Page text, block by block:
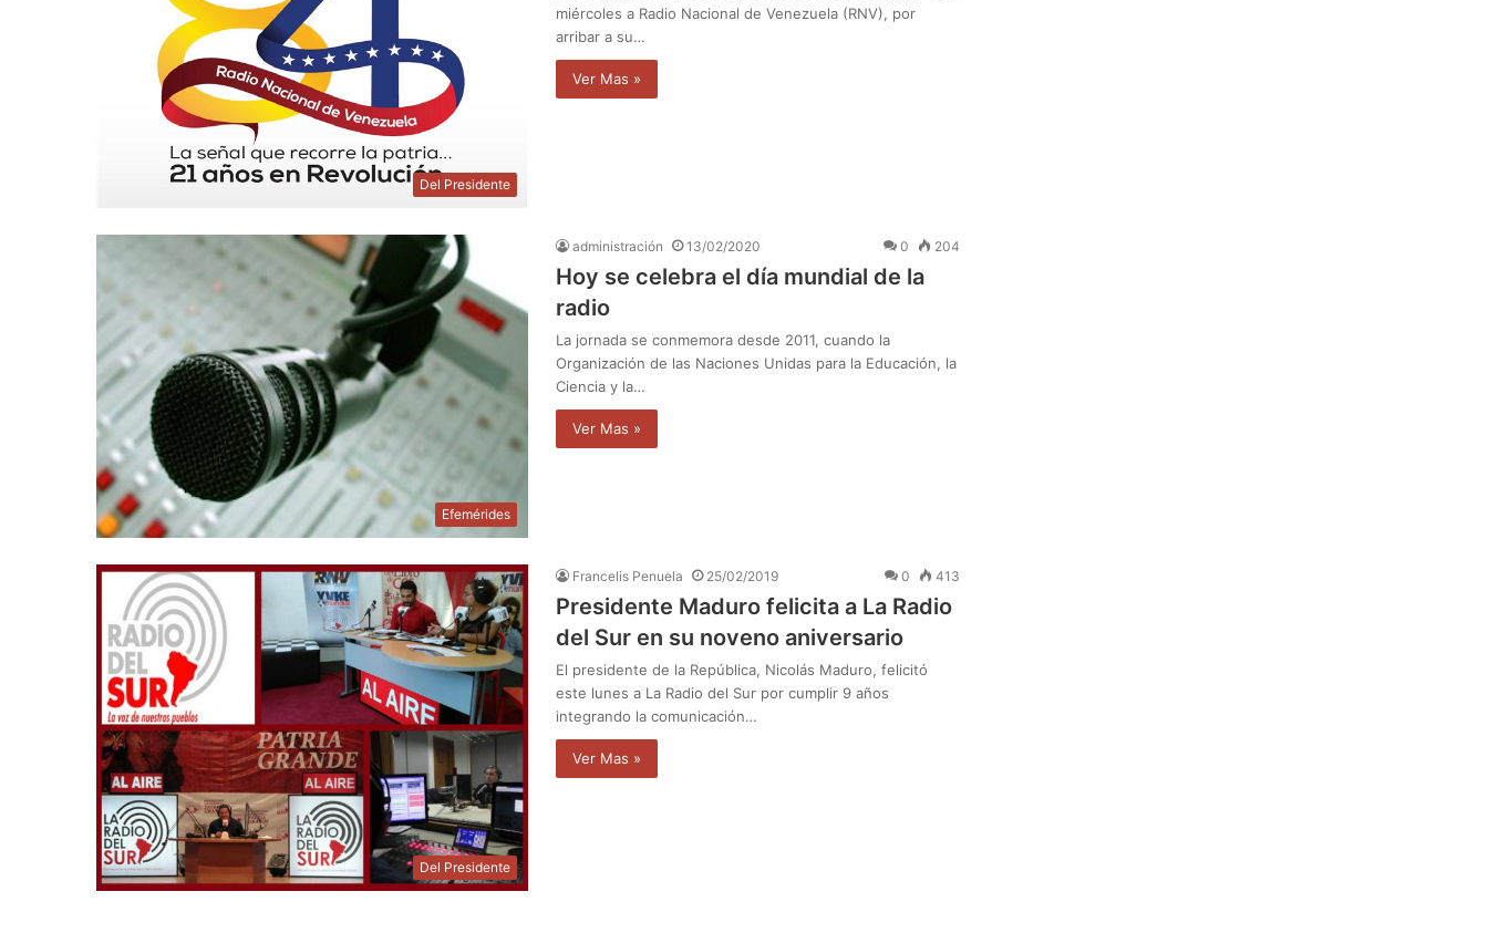
Del Presidente
miércoles a Radio Nacional de Venezuela (RNV), por
arribar a su…
Ver Mas »
Efemérides
administración 13/02/2020 0 204
Hoy se celebra el día mundial de la
radio
La jornada se conmemora desde 2011, cuando la
Organización de las Naciones Unidas para la Educación, la
Ciencia y la…
Ver Mas »
Del Presidente
Francelis Penuela 25/02/2019 0 413
Presidente Maduro felicita a La Radio
del Sur en su noveno aniversario
El presidente de la República, Nicolás Maduro, felicitó
este lunes a La Radio del Sur por cumplir 9 años
integrando la comunicación…
Ver Mas »